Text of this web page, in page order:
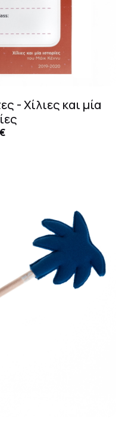
- Χίλιες και μία